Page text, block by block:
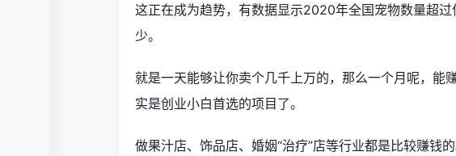
这正在成为趋势，有数据显示2020年全国宠物数量超
少。
就是一天能够让你卖个几千上万的，那么一个月呢，能
实是创业小白首选的项目了。
做果汁店、饰品店、婚姻“治疗”店等行业都是比较赚钱